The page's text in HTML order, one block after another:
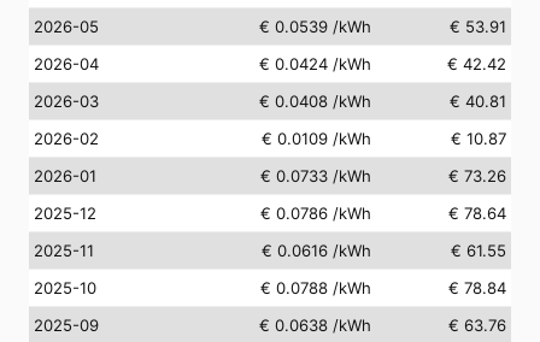
2026-05
€ 0.0539 /kWh
€ 53.91
2026-04
€ 0.0424 /kWh
€ 42.42
2026-03
€ 0.0408 /kWh
€ 40.81
2026-02
€ 0.0109 /kWh
€ 10.87
2026-01
€ 0.0733 /kWh
€ 73.26
2025-12
€ 0.0786 /kWh
€ 78.64
2025-11
€ 0.0616 /kWh
€ 61.55
2025-10
€ 0.0788 /kWh
€ 78.84
2025-09
€ 0.0638 /kWh € 63.76